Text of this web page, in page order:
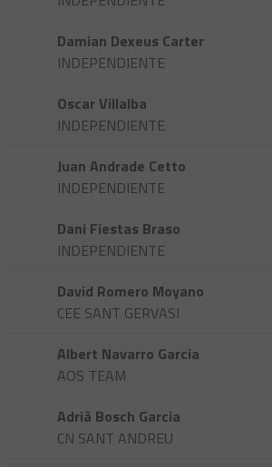
Damian Dexeus Carter
INDEPENDIENTE
Oscar Villalba
INDEPENDIENTE
Juan Andrade Cetto
INDEPENDIENTE
Dani Fiestas Braso
INDEPENDIENTE
David Romero Moyano
CEE SANT GERVASI
Albert Navarro Garcia
AOS TEAM
Adrià Bosch Garcia
CN SANT ANDREU